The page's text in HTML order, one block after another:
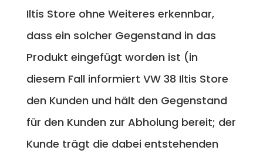
Iltis Store ohne Weiteres erkennbar,
dass ein solcher Gegenstand in das
Produkt eingefügt worden ist (in
diesem Fall informiert VW 38 Iltis Store
den Kunden und hält den Gegenstand
für den Kunden zur Abholung bereit; der
Kunde trägt die dabei entstehenden